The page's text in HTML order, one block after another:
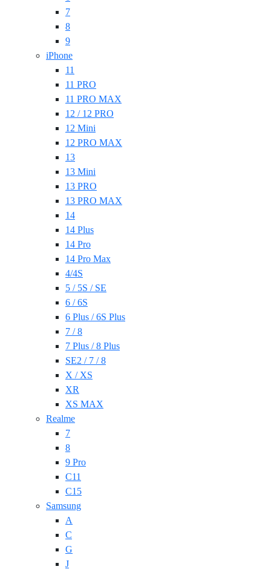
7
8
9
iPhone
11
11 PRO
11 PRO MAX
12 / 12 PRO
12 Mini
12 PRO MAX
13
13 Mini
13 PRO
13 PRO MAX
14
14 Plus
14 Pro
14 Pro Max
4/4S
5 / 5S / SE
6 / 6S
6 Plus / 6S Plus
7 / 8
7 Plus / 8 Plus
SE2 / 7 / 8
X / XS
XR
XS MAX
Realme
7
8
9 Pro
C11
C15
Samsung
A
C
G
J